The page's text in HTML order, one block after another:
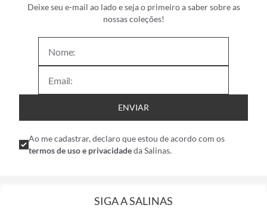
Deixe seu e-mail ao lado e seja o primeiro a saber sobre as
nossas coleções!
ENVIAR
Ao me cadastrar, declaro que estou de acordo com os
termos de uso e privacidadeda Salinas.
SIGA A SALINAS